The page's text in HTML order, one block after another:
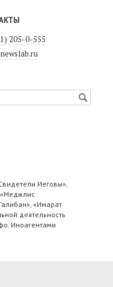
205-0-555
Иеговы»,
«Меджлис
«Имарат
деятельность
Иноагентами